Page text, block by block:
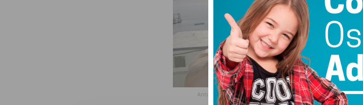
António Moreira, o homicida confesso